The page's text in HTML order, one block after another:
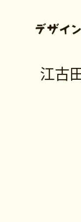
江古